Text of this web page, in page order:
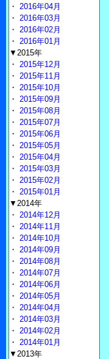
・ 2016年04月
・ 2016年03月
・ 2016年02月
・ 2016年01月
▼2015年
・ 2015年12月
・ 2015年11月
・ 2015年10月
・ 2015年09月
・ 2015年08月
・ 2015年07月
・ 2015年06月
・ 2015年05月
・ 2015年04月
・ 2015年03月
・ 2015年02月
・ 2015年01月
▼2014年
・ 2014年12月
・ 2014年11月
・ 2014年10月
・ 2014年09月
・ 2014年08月
・ 2014年07月
・ 2014年06月
・ 2014年05月
・ 2014年04月
・ 2014年03月
・ 2014年02月
・ 2014年01月
▼2013年